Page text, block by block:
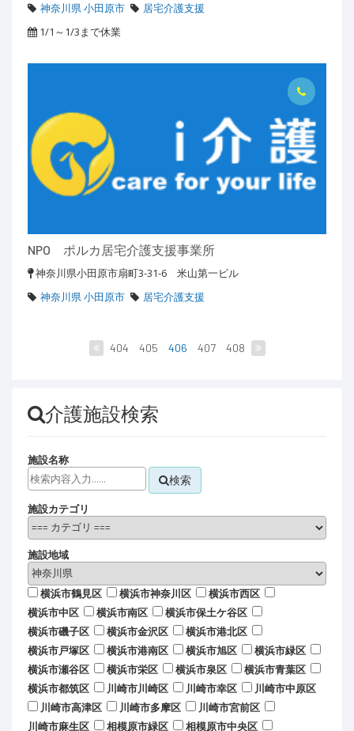
神奈川県 小田原市
居宅介護支援
1/1～1/3まで休業
NPO ポルカ居宅介護支援事業所
神奈川県小田原市扇町3-31-6 米山第一ビル
神奈川県 小田原市
居宅介護支援
404 405 406 407 408
介護施設検索
施設名称
検索
施設カテゴリ
施設地域
横浜市鶴見区 横浜市神奈川区
横浜市西区
横浜市中区
横浜市南区
横浜市保土ケ谷区
横浜市磯子区
横浜市金沢区
横浜市港北区
横浜市戸塚区
横浜市港南区 横浜市旭区
横浜市緑区
横浜市瀬谷区
横浜市栄区 横浜市泉区
横浜市青葉区
横浜市都筑区
川崎市川崎区 川崎市幸区
川崎市中原区
川崎市高津区
川崎市多摩区
川崎市宮前区
川崎市麻生区
相模原市緑区 相模原市中央区